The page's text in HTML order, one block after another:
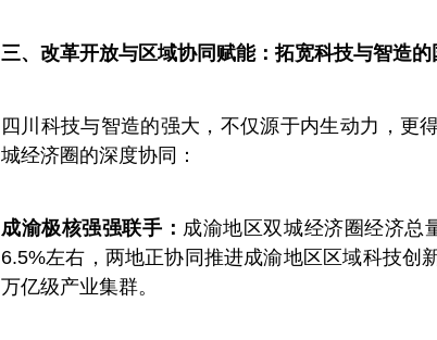
三、改革开放与区域协同赋能：拓宽科技与智造
四川科技与智造的强大，不仅源于内生动力，更
城经济圈的深度协同：
成渝极核强强联手： 成渝地区双城经济圈经济总
6.5%左右，两地正协同推进成渝地区区域科技创
万亿级产业集群。